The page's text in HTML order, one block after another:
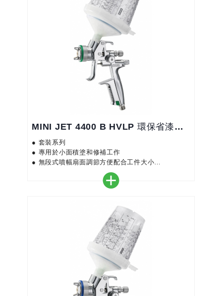
MINI JET 4400 B HVLP 環保省漆噴槍套裝組
● 套裝系列
● 專用於小面積塗和修補工作
● 無段式噴幅扇面調節方便配合工件大小
● 噴杯全新改良，與一般 SATA 槍型通用
● 輕巧細小 - 即使較難接觸到的位置也可噴塗
金鍛造的槍體是經鍍鉻及加上